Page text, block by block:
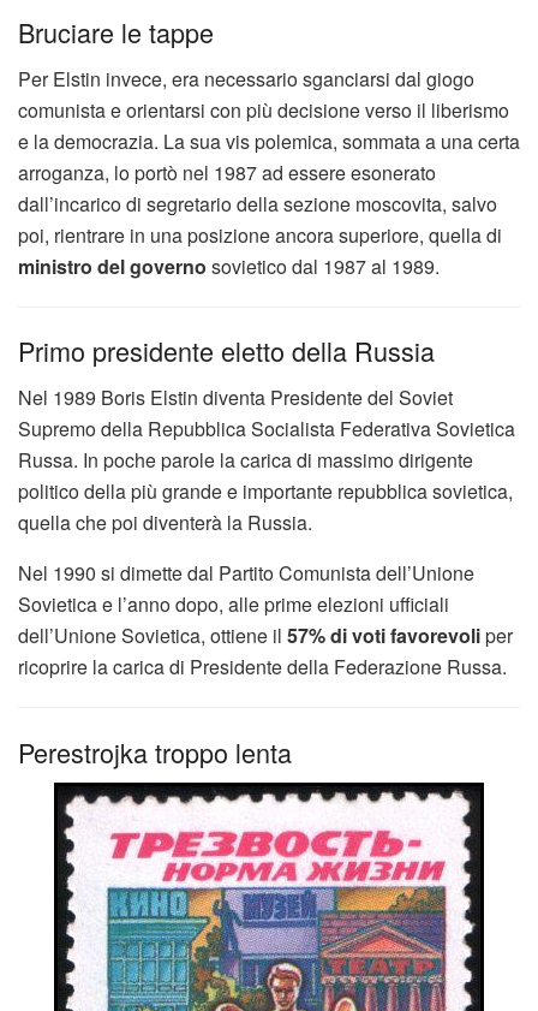
Bruciare le tappe
Per Elstin invece, era necessario sganciarsi dal giogo
comunista e orientarsi con più decisione verso il liberismo
e la democrazia. La sua vis polemica, sommata a una certa
arroganza, lo portò nel 1987 ad essere esonerato
dall’incarico di segretario della sezione moscovita, salvo
poi, rientrare in una posizione ancora superiore, quella di
ministro del governo sovietico dal 1987 al 1989.
Primo presidente eletto della Russia
Nel 1989 Boris Elstin diventa Presidente del Soviet
Supremo della Repubblica Socialista Federativa Sovietica
Russa. In poche parole la carica di massimo dirigente
politico della più grande e importante repubblica sovietica,
quella che poi diventerà la Russia.
Nel 1990 si dimette dal Partito Comunista dell’Unione
Sovietica e l’anno dopo, alle prime elezioni ufficiali
dell’Unione Sovietica, ottiene il 57% di voti favorevoliper
ricoprire la carica di Presidente della Federazione Russa.
Perestrojka troppo lenta